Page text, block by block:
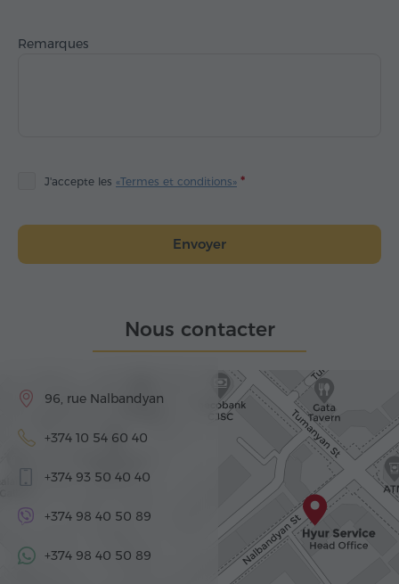
Remarques
J'accepte les «Termes et conditions»
Envoyer
Nous contacter
96, rue Nalbandyan
+374 10 54 60 40
+374 93 50 40 40
+374 98 40 50 89
+374 98 40 50 89